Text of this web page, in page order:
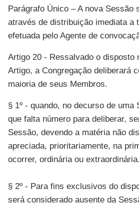
Parágrafo Único – A nova Sessão
através de distribuição imediata a
efetuada pelo Agente de
Artigo 20 - Ressalvado o disposto
Artigo, a Congregação deliberará
maioria de seus Membros.
§ 1º - quando, no decurso de
que falta número para deliberar,
Sessão, devendo a matéria não
apreciada, prioritariamente, na
ocorrer, ordinária ou extraordinária.
§ 2º - Para fins exclusivos do
será considerado ausente da